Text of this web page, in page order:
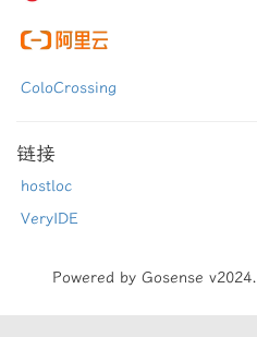
ColoCrossing
链接
hostloc
VeryIDE
Powered by Gosense